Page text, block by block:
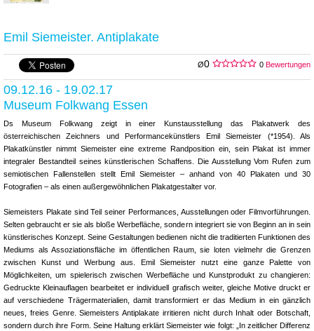
Emil Siemeister. Antiplakate
Ø0 0 Bewertungen
09.12.16 - 19.02.17
Museum Folkwang Essen
Ds Museum Folkwang zeigt in einer Kunstausstellung das Plakatwerk des
österreichischen Zeichners und Performancekünstlers Emil Siemeister (*1954). Als
Plakatkünstler nimmt Siemeister eine extreme Randposition ein, sein Plakat ist immer
integraler Bestandteil seines künstlerischen Schaffens. Die Ausstellung Vom Rufen zum
semiotischen Fallenstellen stellt Emil Siemeister – anhand von 40 Plakaten und 30
Fotografien – als einen außergewöhnlichen Plakatgestalter vor.
Siemeisters Plakate sind Teil seiner Performances, Ausstellungen oder Filmvorführungen.
Selten gebraucht er sie als bloße Werbefläche, sondern integriert sie von Beginn an in sein
künstlerisches Konzept. Seine Gestaltungen bedienen nicht die traditierten Funktionen des
Mediums als Assoziationsfläche im öffentlichen Raum, sie loten vielmehr die Grenzen
zwischen Kunst und Werbung aus. Emil Siemeister nutzt eine ganze Palette von
Möglichkeiten, um spielerisch zwischen Werbefläche und Kunstprodukt zu changieren:
Gedruckte Kleinauflagen bearbeitet er individuell grafisch weiter, gleiche Motive druckt er
auf verschiedene Trägermaterialien, damit transformiert er das Medium in ein gänzlich
neues, freies Genre. Siemeisters Antiplakate irritieren nicht durch Inhalt oder Botschaft,
sondern durch ihre Form. Seine Haltung erklärt Siemeister wie folgt: „In zeitlicher Differenz